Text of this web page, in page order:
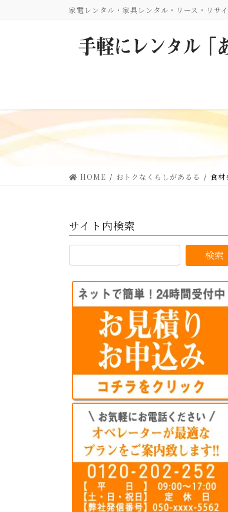
移
動
家電レンタル・家具レンタル・リース・リサ
HOME おトクなくらしがあるる 食材
サイト内検索